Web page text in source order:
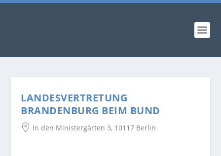
LANDESVERTRETUNG
BRANDENBURG BEIM BUND
In den Ministergärten 3, 10117 Berlin